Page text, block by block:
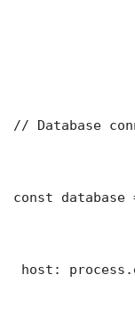
// Database
const database
host: